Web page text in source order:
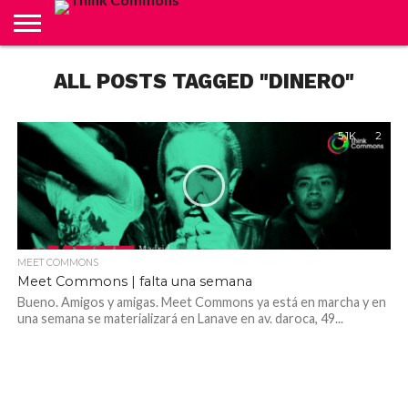
CARRITO
CONTACTO
CRÉDITOS
FINALIZAR
COMPRA
INICIO
LIVE
CUENTA
TIENDA
ALL POSTS TAGGED "DINERO"
5.1K 2
MEET COMMONS
Meet Commons | falta una semana
Bueno. Amigos y amigas. Meet Commons ya está en marcha y en
una semana se materializará en Lanave en av. daroca, 49...